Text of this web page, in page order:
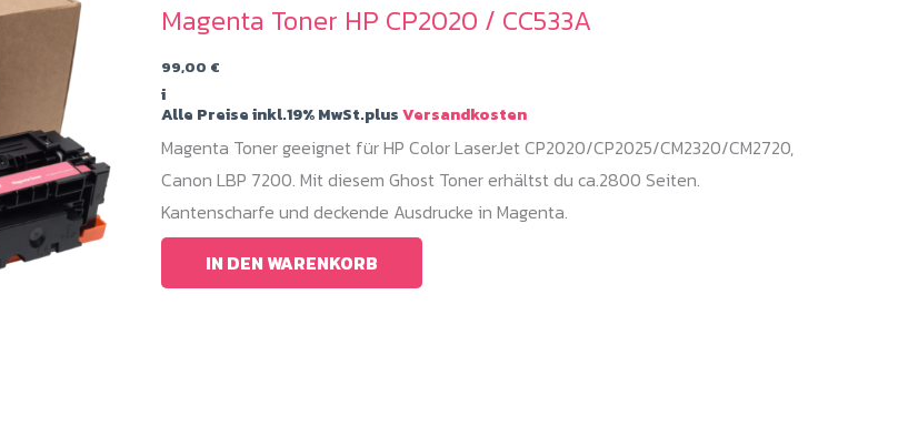
Magenta Toner HP CP2020 / CC533A
99,00 €
i
Alle Preise inkl.19% MwSt.plusVersandkosten
Magenta Toner geeignet für HP Color LaserJet CP2020/CP2025/CM2320/CM2720,
Canon LBP 7200. Mit diesem Ghost Toner erhältst du ca.2800 Seiten.
Kantenscharfe und deckende Ausdrucke in Magenta.
IN DEN WARENKORB